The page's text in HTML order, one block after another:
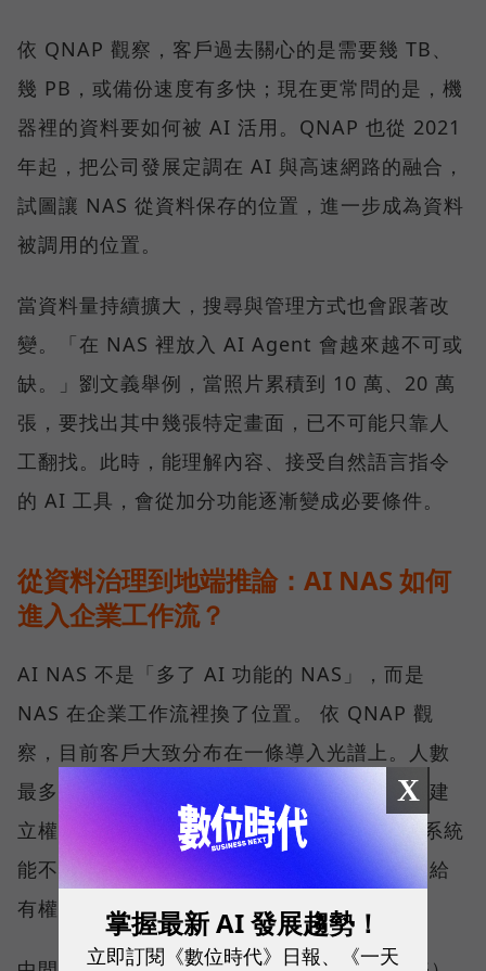
依 QNAP 觀察，客戶過去關心的是需要幾 TB、
幾 PB，或備份速度有多快；現在更常問的是，機
器裡的資料要如何被 AI 活用。QNAP 也從 2021
年起，把公司發展定調在 AI 與高速網路的融合，
試圖讓 NAS 從資料保存的位置，進一步成為資料
被調用的位置。
當資料量持續擴大，搜尋與管理方式也會跟著改
變。「在 NAS 裡放入 AI Agent 會越來越不可或
缺。」劉文義舉例，當照片累積到 10 萬、20 萬
張，要找出其中幾張特定畫面，已不可能只靠人
工翻找。此時，能理解內容、接受自然語言指令
的 AI 工具，會從加分功能逐漸變成必要條件。
從資料治理到地端推論：AI NAS 如何
進入企業工作流？
AI NAS 不是「多了 AI 功能的 NAS」，而是
NAS 在企業工作流裡換了位置。 依 QNAP 觀
察，目前客戶大致分布在一條導入光譜上。人數
最多的一群，仍在把資料集中、分類、清理與建
立權限。這一步看似與 AI 無關，卻決定後續系統
能不能找到正確資料、辨識版本，並把答案交給
有權限的人。
X
掌握最新 AI 發展趨勢！
立即訂閱《數位時代》日報、《一天